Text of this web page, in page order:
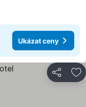
Ukázat ceny
Sdílet